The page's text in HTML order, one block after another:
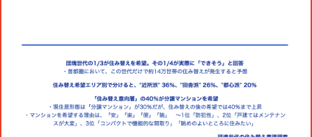
博報堂ＤＹグループトピックス
CIVIC PRIDE®コンサルティング
インストアコンサルティング
SUSTAINABILITY
トップメッセージ
COMPANY